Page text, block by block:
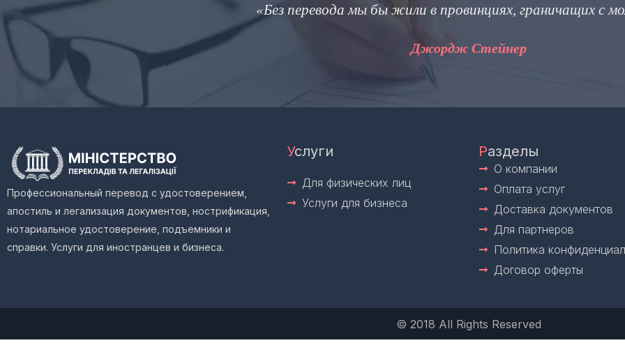
«Без перевода мы бы жили в провинциях, граничащих с молчанием»
Джордж Стейнер
Профессиональный перевод с удостоверением,
апостиль и легализация документов, нострификация,
нотариальное удостоверение, подъемники и
справки. Услуги для иностранцев и бизнеса.
Услуги
Для физических лиц
Услуги для бизнеса
Разделы
О компании
Оплата услуг
Доставка документов
Для партнеров
Политика
Договор оферты
© 2018 All Rights Reserved